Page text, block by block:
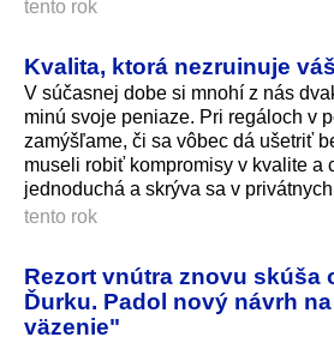
tento rok
Kvalita, ktorá nezruinuje
V súčasnej dobe si mnohí z nás
minú svoje peniaze. Pri regáloch v
zamýšľame, či sa vôbec dá ušetriť
museli robiť kompromisy v kvalite a
jednoduchá a skrýva sa v
tento rok
Rezort vnútra znovu skúša
Ďurku. Padol nový návrh
väzenie"